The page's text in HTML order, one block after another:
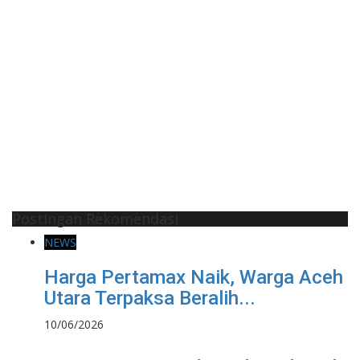
NEWS
Harga Pertamax Naik, Warga Aceh
Utara Terpaksa Beralih...
10/06/2026